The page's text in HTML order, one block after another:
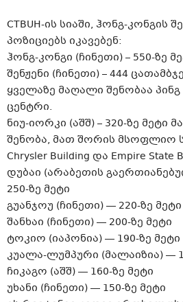
CTBUH-ის სიაში, ჰონგ-კონგის
პოზიციებს იკავებენ:
ჰონგ-კონგი (ჩინეთი) – 550-ზე
შენჟენი (ჩინეთი) – 444
ყველაზე მაღალი შენობაა პინგ
ცენტრი.
ნიუ-იორკი (აშშ) – 320-ზე
შენობა, მათ შორის მსოფლიო
Chrysler Building და Empire State
დუბაი (არაბეთის
250-ზე მეტი
გუანჯოუ (ჩინეთი) — 220-ზე მეტი
შანხაი (ჩინეთი) — 200-ზე მეტი
ტოკიო (იაპონია) — 190-ზე მეტი
კუალა-ლუმპური (მალაიზია) —
ჩიკაგო (აშშ) — 160-ზე მეტი
უხანი (ჩინეთი) — 150-ზე მეტი